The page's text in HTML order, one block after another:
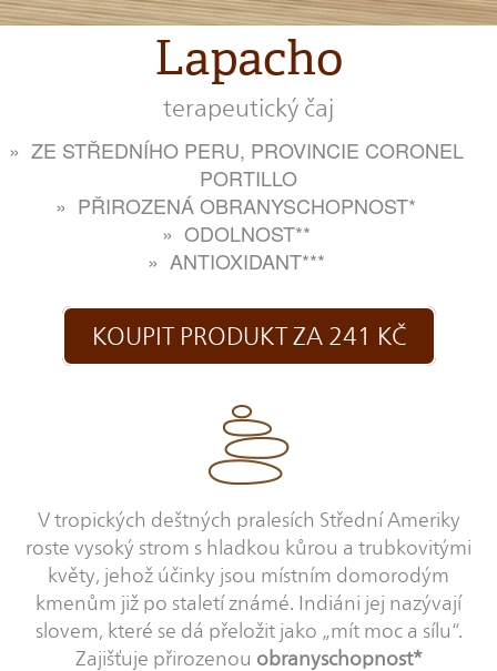
Lapacho
terapeutický čaj
ZE STŘEDNÍHO PERU, PROVINCIE CORONEL
PORTILLO
PŘIROZENÁ OBRANYSCHOPNOST*
ODOLNOST**
ANTIOXIDANT***
KOUPIT PRODUKT ZA 241 KČ
V tropických deštných pralesích Střední Ameriky
roste vysoký strom s hladkou kůrou a trubkovitými
květy, jehož účinky jsou místním domorodým
kmenům již po staletí známé. Indiáni jej nazývají
slovem, které se dá přeložit jako „mít moc a sílu“.
Zajišťuje přirozenou obranyschopnost*